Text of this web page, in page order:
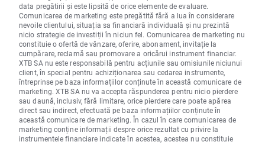
data pregătirii și este lipsită de orice elemente de evaluare.
Comunicarea de marketing este pregătită fără a lua în considerare
nevoile clientului, situația sa financiară individuală și nu prezintă
nicio strategie de investiții în niciun fel. Comunicarea de marketing nu
constituie o ofertă de vânzare, oferire, abonament, invitație la
cumpărare, reclamă sau promovare a oricărui instrument financiar.
XTB SA nu este responsabilă pentru acțiunile sau omisiunile niciunui
client, în special pentru achiziționarea sau cedarea instrumente,
întreprinse pe baza informațiilor conținute în această comunicare de
marketing. XTB SA nu va accepta răspunderea pentru nicio pierdere
sau daună, inclusiv, fără limitare, orice pierdere care poate apărea
direct sau indirect, efectuată pe baza informațiilor conținute în
această comunicare de marketing. În cazul în care comunicarea de
marketing conține informații despre orice rezultat cu privire la
instrumentele financiare indicate în acestea, acestea nu constituie